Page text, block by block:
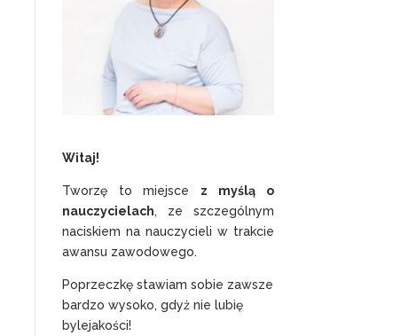
Witaj!
Tworzę to miejsce z myślą o
nauczycielach, ze szczególnym
naciskiem na nauczycieli w trakcie
awansu zawodowego.
Poprzeczkę stawiam sobie zawsze
bardzo wysoko, gdyż nie lubię
bylejakości!